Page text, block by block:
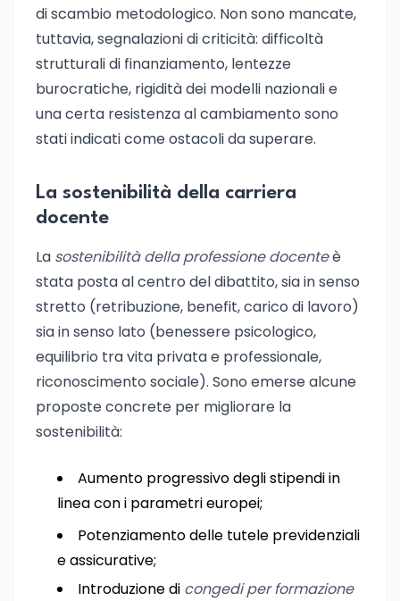
di scambio metodologico. Non sono mancate,
tuttavia, segnalazioni di criticità: difficoltà
strutturali di finanziamento, lentezze
burocratiche, rigidità dei modelli nazionali e
una certa resistenza al cambiamento sono
stati indicati come ostacoli da superare.
La sostenibilità della carriera
docente
La sostenibilità della professione docenteè
stata posta al centro del dibattito, sia in senso
stretto (retribuzione, benefit, carico di lavoro)
sia in senso lato (benessere psicologico,
equilibrio tra vita privata e professionale,
riconoscimento sociale). Sono emerse alcune
proposte concrete per migliorare la
sostenibilità:
Aumento progressivo degli stipendi in
linea con i parametri europei;
Potenziamento delle tutele previdenziali
e assicurative;
Introduzione di congedi per formazione